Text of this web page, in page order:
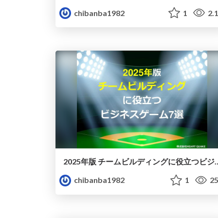
chibanba1982 1
chibanba1982
1